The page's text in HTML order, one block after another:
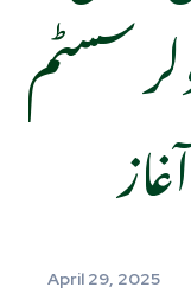
سسٹم
April 29, 2025